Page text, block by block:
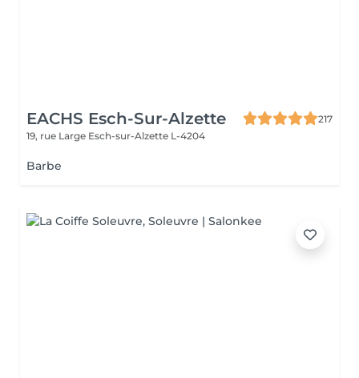
EACHS Esch-Sur-Alzette
217
19, rue Large Esch-sur-Alzette L-4204
Barbe